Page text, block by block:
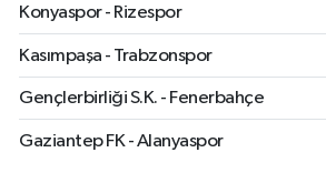
Konyaspor - Rizespor
Kasımpaşa - Trabzonspor
Gençlerbirliği S.K. - Fenerbahçe
Gaziantep FK - Alanyaspor